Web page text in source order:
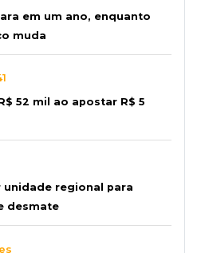
em um ano, enquanto
muda
52 mil ao apostar R$ 5
unidade regional para
desmate